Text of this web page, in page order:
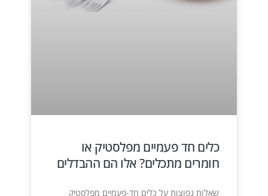
כלים חד פעמיים מפלסטיק או
חומרים מתכלים? אלו הם ההבדלים
שאלות נפוצות על כלים חד-פעמיים מפלסטיק